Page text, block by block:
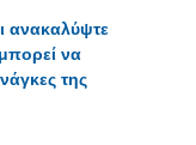
ανακαλύψτε
να
της